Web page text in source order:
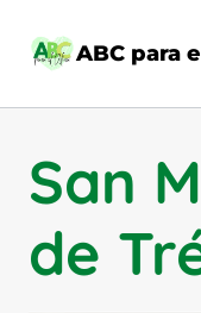
ABC para
San
de